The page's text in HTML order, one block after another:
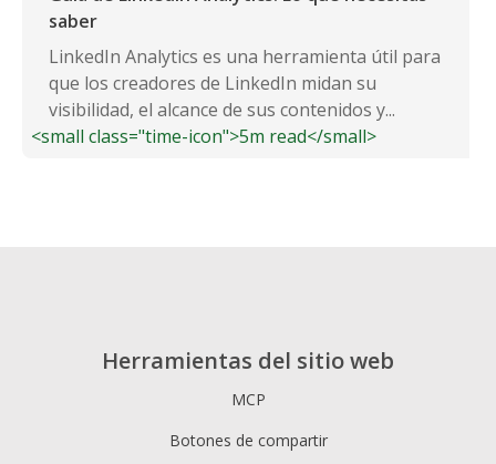
saber
LinkedIn Analytics es una herramienta útil para
que los creadores de LinkedIn midan su
visibilidad, el alcance de sus contenidos y...
<small class="time-icon">5m read</small>
Herramientas del sitio web
MCP
Botones de compartir